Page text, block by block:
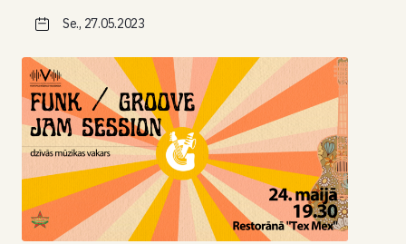
Se., 27.05.2023